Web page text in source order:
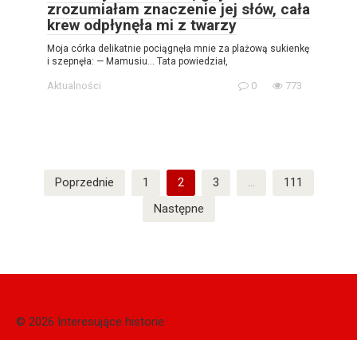
zrozumiałam znaczenie jej słów, cała
krew odpłynęła mi z twarzy
Moja córka delikatnie pociągnęła mnie za plażową sukienkę
i szepnęła: — Mamusiu… Tata powiedział,
Aktualności 0 773
Stronicowanie
wpisów
Poprzednie 1 2 3
111
Następne
© 2026 Interesujące historie